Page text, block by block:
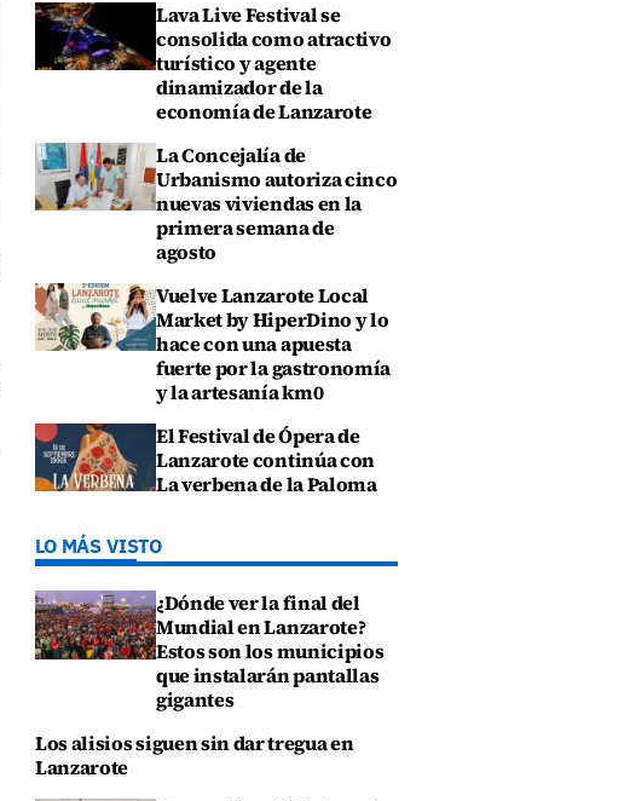
Lava Live Festival se
consolida como atractivo
turístico y agente
dinamizador de la
economía de Lanzarote
La Concejalía de
Urbanismo autoriza cinco
nuevas viviendas en la
primera semana de
agosto
Vuelve Lanzarote Local
Market by HiperDino y lo
hace con una apuesta
fuerte por la gastronomía
y la artesanía km0
El Festival de Ópera de
Lanzarote continúa con
La verbena de la Paloma
LO MÁS VISTO
¿Dónde ver la final del
Mundial en Lanzarote?
Estos son los municipios
que instalarán pantallas
gigantes
Los alisios siguen sin dar tregua en
Lanzarote